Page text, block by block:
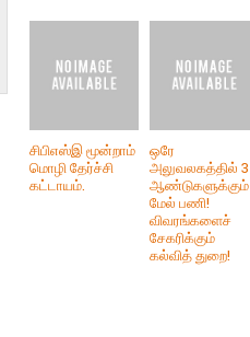
சிபிஎஸ்இ மூன்றாம்
மொழி தேர்ச்சி
கட்டாயம்.
ஒரே
அலுவலகத்தில் 3
ஆண்டுகளுக்கும்
மேல் பணி!
விவரங்களைச்
சேகரிக்கும்
கல்வித் துறை!